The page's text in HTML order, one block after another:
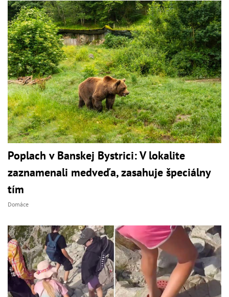
Poplach v Banskej Bystrici: V lokalite
zaznamenali medveďa, zasahuje špeciálny
tím
Domáce